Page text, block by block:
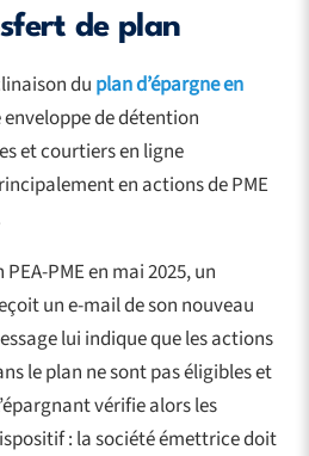
de plan
du plan d’épargne en
enveloppe de détention
et courtiers en ligne
en actions de PME
PME en mai 2025, un
un e-mail de son nouveau
lui indique que les actions
le plan ne sont pas éligibles et
vérifie alors les
: la société émettrice doit